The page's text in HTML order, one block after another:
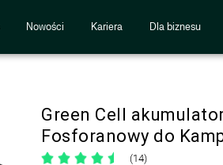
Nowości Kariera Dla biznesu
Green Cell
Fosforanowy do
(14)